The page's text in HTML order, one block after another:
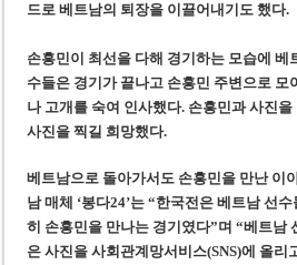
드로 베트남의 퇴장을 이끌어내기도 했다.
손흥민이 최선을 다해 경기하는 모습에 베
수들은 경기가 끝나고 손흥민 주변으로 모
나 고개를 숙여 인사했다. 손흥민과 사진
사진을 찍길 희망했다.
베트남으로 돌아가서도 손흥민을 만난 이
남 매체 ‘봉다24’는 “한국전은 베트남 선
히 손흥민을 만나는 경기였다”며 “베트남
은 사진을 사회관계망서비스(SNS)에 올리